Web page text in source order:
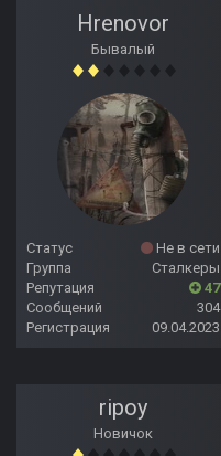
Hrenovor
Бывалый
Статус
Не в сети
Группа
Сталкеры
Репутация
47
Сообщений
304
Регистрация
09.04.2023
ripoy
Новичок